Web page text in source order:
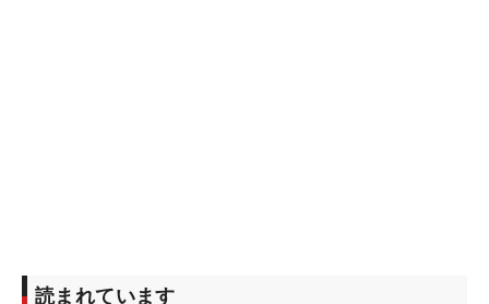
読まれています